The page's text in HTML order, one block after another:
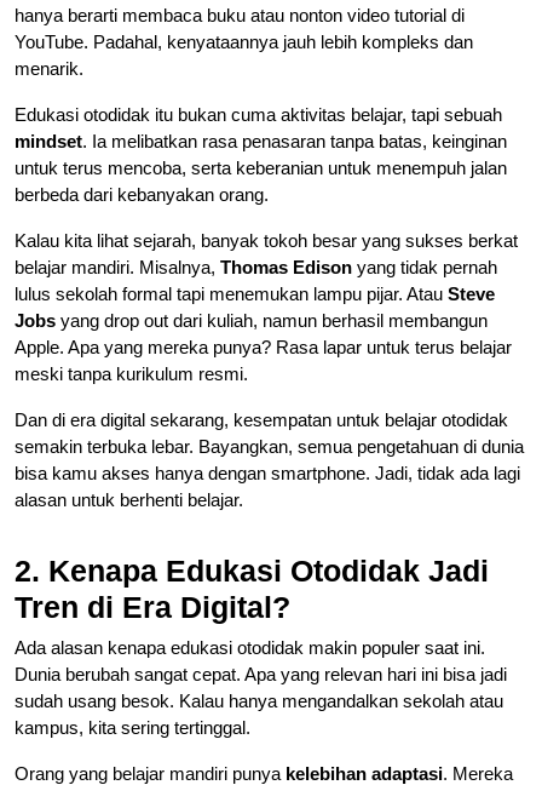
hanya berarti membaca buku atau nonton video tutorial di
YouTube. Padahal, kenyataannya jauh lebih kompleks dan
menarik.
Edukasi otodidak itu bukan cuma aktivitas belajar, tapi sebuah
mindset. Ia melibatkan rasa penasaran tanpa batas, keinginan
untuk terus mencoba, serta keberanian untuk menempuh jalan
berbeda dari kebanyakan orang.
Kalau kita lihat sejarah, banyak tokoh besar yang sukses berkat
belajar mandiri. Misalnya, Thomas Edison yang tidak pernah
lulus sekolah formal tapi menemukan lampu pijar. Atau Steve
Jobs yang drop out dari kuliah, namun berhasil membangun
Apple. Apa yang mereka punya? Rasa lapar untuk terus belajar
meski tanpa kurikulum resmi.
Dan di era digital sekarang, kesempatan untuk belajar otodidak
semakin terbuka lebar. Bayangkan, semua pengetahuan di dunia
bisa kamu akses hanya dengan smartphone. Jadi, tidak ada lagi
alasan untuk berhenti belajar.
2. Kenapa Edukasi Otodidak Jadi
Tren di Era Digital?
Ada alasan kenapa edukasi otodidak makin populer saat ini.
Dunia berubah sangat cepat. Apa yang relevan hari ini bisa jadi
sudah usang besok. Kalau hanya mengandalkan sekolah atau
kampus, kita sering tertinggal.
Orang yang belajar mandiri punya kelebihan adaptasi. Mereka